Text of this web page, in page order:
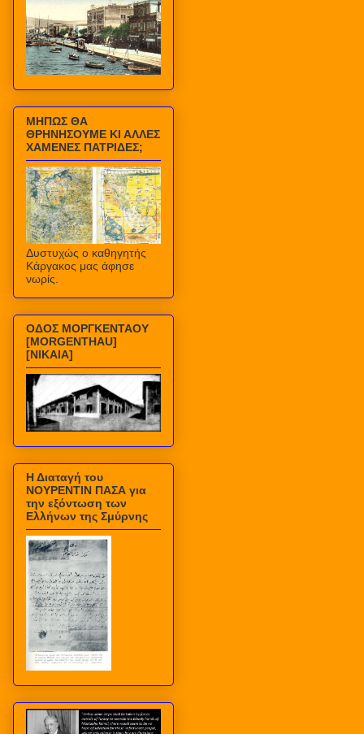
ΜΗΠΩΣ ΘΑ
ΘΡΗΝΗΣΟΥΜΕ ΚΙ ΑΛΛΕΣ
ΧΑΜΕΝΕΣ ΠΑΤΡΙΔΕΣ;
Δυστυχώς ο καθηγητής
Κάργακος μας άφησε
νωρίς.
ΟΔΟΣ ΜΟΡΓΚΕΝΤΑΟΥ
[MORGENTHAU]
[ΝΙΚΑΙΑ]
Η Διαταγή του
ΝΟΥΡΕΝΤΙΝ ΠΑΣΑ για
την εξόντωση των
Ελλήνων της Σμύρνης